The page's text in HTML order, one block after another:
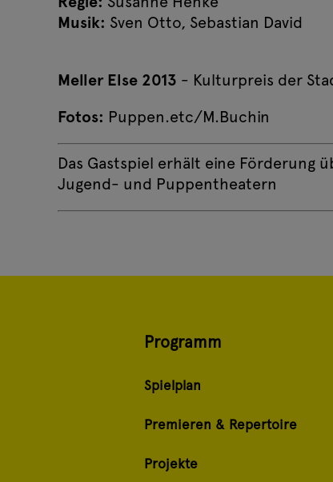
Musik: Sven Otto, Sebastian David
Meller Else 2013 - Kulturpreis der
Fotos: Puppen.etc/M.Buchin
Das Gastspiel erhält eine Förderung
Jugend- und Puppentheatern
Programm
Spielplan
Premieren & Repertoire
Projekte